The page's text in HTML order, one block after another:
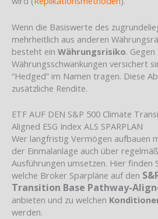
Wenn die Basiswerte des
mehrheitlich aus anderen
besteht ein Währungsrisiko. Gegen
Währungsschwankungen versichert
“Hedged” im Namen tragen. Diese
zusätzliche Rendite.
ETF AUF DEN S&P 500 Climate
Aligned ESG Index ALS SPARPLAN
Wer langfristig Vermögen aufbauen
der Einmalanlage auch über
Ausführungen umsetzen. Hier finden
welche Broker Sparpläne auf den
Transition Base Pathway-
anbieten und zu welchen
werden.